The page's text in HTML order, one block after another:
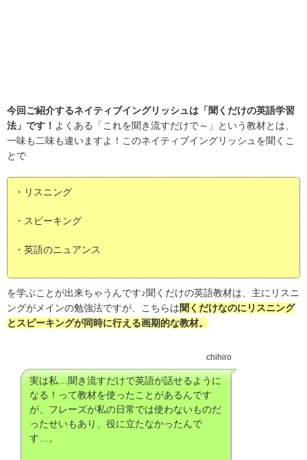
今回ご紹介するネイティブイングリッシュは「聞くだけの英語学習
法」です！ よくある「これを聞き流すだけで～」という教材とは、
一味も二味も違いますよ！このネイティブイングリッシュを聞くこ
とで
・リスニング
・スピーキング
・英語のニュアンス
を学ぶことが出来ちゃうんです♪聞くだけの英語教材は、主にリスニ
ングがメインの勉強法ですが、こちらは聞くだけなのにリスニング
とスピーキングが同時に行える画期的な教材。
chihiro
実は私…聞き流すだけで英語が話せるように
なる！って教材を使ったことがあるんです
が、フレーズが私の日常では使わないものだ
ったせいもあり、役に立たなかったんで
す…。